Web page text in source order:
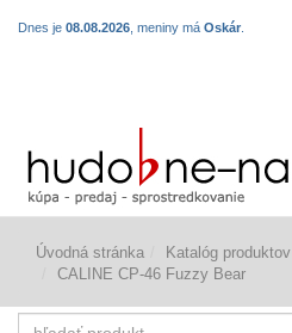
Dnes je 08.08.2026 , meniny má Oskár
Úvodná stránka
Katalóg produktov
CALINE CP-46 Fuzzy Bear